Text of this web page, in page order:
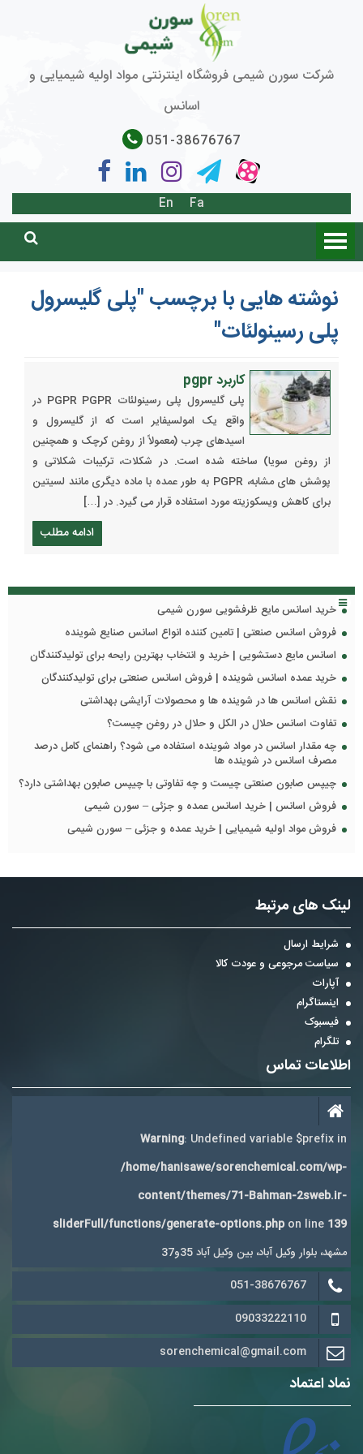
شرکت سورن شیمی فروشگاه اینترنتی مواد اولیه شیمیایی و
اسانس
051-38676767
Fa
En
نوشته هایی با برچسب "پلی گلیسرول
پلی رسینولئات"
کاربرد pgpr
پلی گلیسرول پلی رسینولئات PGPR PGPR در
واقع یک امولسیفایر است که از گلیسرول و
اسیدهای چرب (معمولاً از روغن کرچک و همچنین
از روغن سویا) ساخته شده است. در شکلات، ترکیبات شکلاتی و
پوشش های مشابه، PGPR به طور عمده با ماده دیگری مانند لسیتین
برای کاهش ویسکوزیته مورد استفاده قرار می گیرد. در […]
ادامه مطلب
خرید اسانس مایع ظرفشویی سورن شیمی
فروش اسانس صنعتی | تامین کننده انواع اسانس صنایع شوینده
اسانس مایع دستشویی | خرید و انتخاب بهترین رایحه برای تولیدکنندگان
خرید عمده اسانس شوینده | فروش اسانس صنعتی برای تولیدکنندگان
نقش اسانس ها در شوینده ها و محصولات آرایشی بهداشتی
تفاوت اسانس حلال در الکل و حلال در روغن چیست؟
چه مقدار اسانس در مواد شوینده استفاده می شود؟ راهنمای کامل درصد
مصرف اسانس در شوینده ها
چیپس صابون صنعتی چیست و چه تفاوتی با چیپس صابون بهداشتی دارد؟
فروش اسانس | خرید اسانس عمده و جزئی – سورن شیمی
فروش مواد اولیه شیمیایی | خرید عمده و جزئی – سورن شیمی
لینک های مرتبط
شرایط ارسال
سیاست مرجوعی و عودت کالا
آپارات
اینستاگرام
فیسبوک
تلگرام
اطلاعات تماس
Warning: Undefined variable $prefix in
/home/hanisawe/sorenchemical.com/wp-
content/themes/71-Bahman-2sweb.ir-
sliderFull/functions/generate-options.php on line 139
مشهد، بلوار وکیل آباد، بین وکیل آباد 35و37
051-38676767
09033222110
sorenchemical@gmail.com
نماد اعتماد